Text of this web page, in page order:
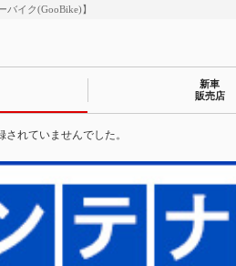
イク(GooBike)】
新車
販売店
れていませんでした。